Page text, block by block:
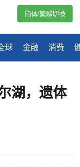
球 金融 消费
简体/繁體切換
湖，遗体